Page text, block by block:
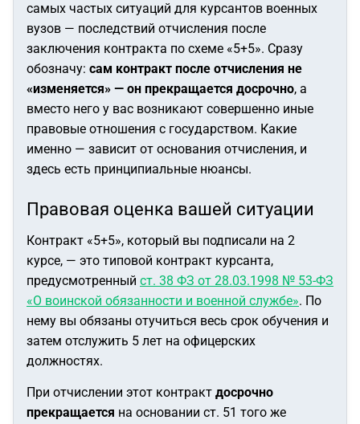
самых частых ситуаций для курсантов военных
вузов — последствий отчисления после
заключения контракта по схеме «5+5». Сразу
обозначу: сам контракт после отчисления не
«изменяется» — он прекращается досрочно, а
вместо него у вас возникают совершенно иные
правовые отношения с государством. Какие
именно — зависит от основания отчисления, и
здесь есть принципиальные нюансы.
Правовая оценка вашей ситуации
Контракт «5+5», который вы подписали на 2
курсе, — это типовой контракт курсанта,
предусмотренный ст. 38 ФЗ от 28.03.1998 № 53-ФЗ
«О воинской обязанности и военной службе». По
нему вы обязаны отучиться весь срок обучения и
затем отслужить 5 лет на офицерских
должностях.
При отчислении этот контракт досрочно
прекращается на основании ст. 51 того же